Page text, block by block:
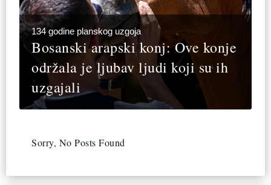
134 godine planskog uzgoja
Bosanski arapski konj: Ove konje
održala je ljubav ljudi koji su ih
uzgajali
Sorry, No Posts Found